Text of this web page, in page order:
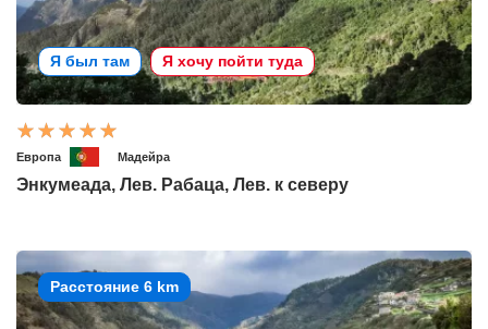
Я был там Я хочу пойти туда
Европа Мадейра
Энкумеада, Лев. Рабаца, Лев. к северу
Расстояние 6 km